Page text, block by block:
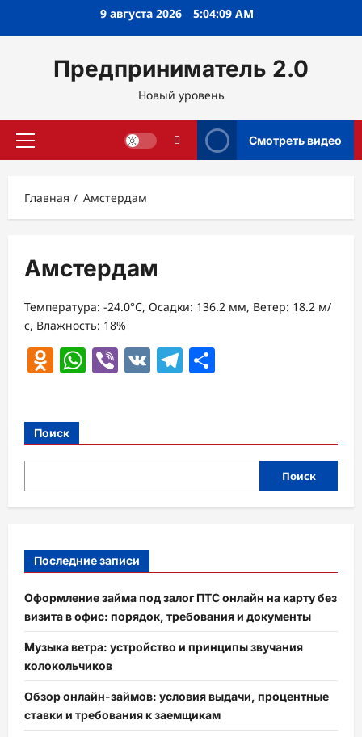
9 августа 2026 5:04:10 AM
Предприниматель 2.0
Новый уровень
Основное
Смотреть видео
Главная Амстердам
Амстердам
Температура: -24.0°C, Осадки: 136.2 мм, Ветер: 18.2 м/
с, Влажность: 18%
Odnoklassniki
WhatsApp
Viber
VK Telegram
Поиск
Поиск
Последние записи
Оформление займа под залог ПТС онлайн на карту без
визита в офис: порядок, требования и документы
Музыка ветра: устройство и принципы звучания
колокольчиков
Обзор онлайн-займов: условия выдачи, процентные
ставки и требования к заемщикам